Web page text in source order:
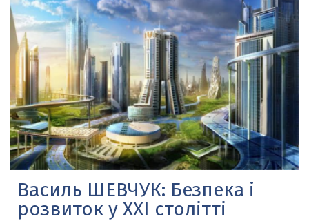
Василь ШЕВЧУК: Безпека і
розвиток у ХХІ столітті